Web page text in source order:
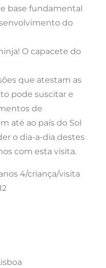
base fundamental
do
O capacete do
que atestam as
pode suscitar e
de
até ao país do Sol
o dia-a-dia destes
com esta visita.
4/criança/visita